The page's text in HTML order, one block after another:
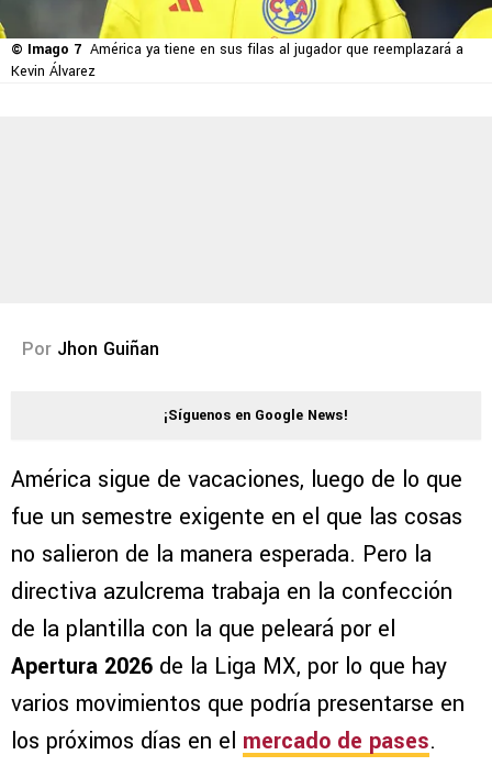
© Imago 7 América ya tiene en sus filas al jugador que reemplazará a
Kevin Álvarez
Por Jhon Guiñan
¡Síguenos en Google News!
América sigue de vacaciones, luego de lo que
fue un semestre exigente en el que las cosas
no salieron de la manera esperada. Pero la
directiva azulcrema trabaja en la confección
de la plantilla con la que peleará por el
Apertura 2026 de la Liga MX, por lo que hay
varios movimientos que podría presentarse en
los próximos días en el mercado de pases.